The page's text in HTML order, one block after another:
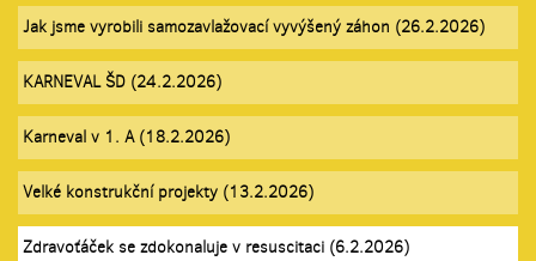
Jak jsme vyrobili samozavlažovací vyvýšený záhon (26.2.2026)
KARNEVAL ŠD (24.2.2026)
Karneval v 1. A (18.2.2026)
Velké konstrukční projekty (13.2.2026)
Zdravoťáček se zdokonaluje v resuscitaci (6.2.2026)